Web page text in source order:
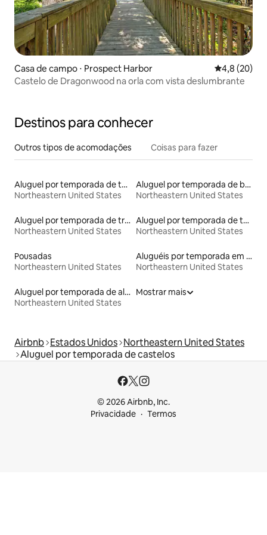
Casa de campo ⋅ Prospect Harbor 4,8 de uma
4,8 (20)
Castelo de Dragonwood na orla com vista deslumbrante
Destinos para conhecer
Outros tipos de acomodações Coisas para fazer
Aluguel por temporada de townhouses
Northeastern United States
Aluguel por temporada de barcos
Northeastern United States
Aluguel por temporada de trens
Northeastern United States
Aluguel por temporada de tendas
Northeastern United States
Pousadas
Northeastern United States
Aluguéis por temporada em resorts
Northeastern United States
Aluguel por temporada de alojamentos ecológicos
Northeastern United States
Mostrar mais
Airbnb Estados Unidos Northeastern United States
Aluguel por temporada de castelos
© 2026 Airbnb, Inc.
Privacidade
Termos